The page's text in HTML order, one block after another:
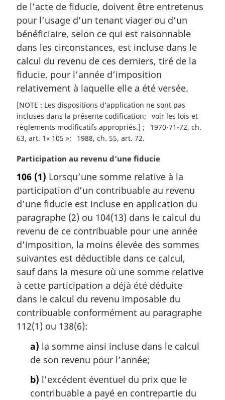
g
i
n
a
e
:
de l’acte de fiducie, doivent être entretenus
pour l’usage d’un tenant viager ou d’un
bénéficiaire, selon ce qui est raisonnable
dans les circonstances, est incluse dans le
calcul du revenu de ces derniers, tiré de la
fiducie, pour l’année d’imposition
relativement à laquelle elle a été versée.
[NOTE : Les dispositions d’application ne sont pas
incluses dans la présente codification
voir les lois et
règlements modificatifs appropriés.]
1970-71-72, ch.
63, art. 1« 105 »
1988, ch. 55, art. 72
N
t
e
m
a
r
g
i
n
a
l
e
:
Participation au revenu d’une fiducie
106 (1) Lorsqu’une somme relative à la
participation d’un contribuable au revenu
d’une fiducie est incluse en application du
paragraphe (2) ou 104(13) dans le calcul du
revenu de ce contribuable pour une année
d’imposition, la moins élevée des sommes
suivantes est déductible dans ce calcul,
sauf dans la mesure où une somme relative
à cette participation a déjà été déduite
dans le calcul du revenu imposable du
contribuable conformément au paragraphe
112(1) ou 138(6):
a) la somme ainsi incluse dans le calcul
de son revenu pour l’année;
b) l’excédent éventuel du prix que le
contribuable a payé en contrepartie du